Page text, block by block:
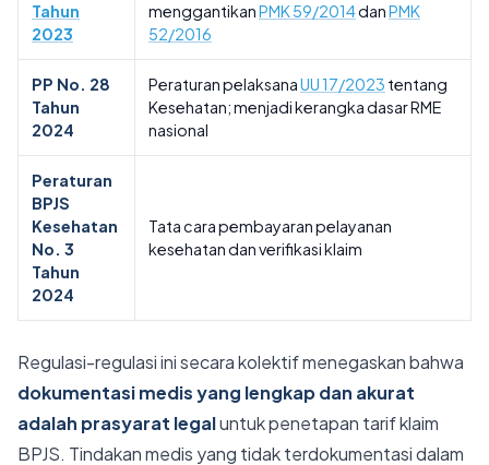
Tahun
2023
menggantikanPMK 59/2014danPMK
52/2016
PP No. 28
Tahun
2024
Peraturan pelaksanaUU 17/2023 tentang
Kesehatan; menjadi kerangka dasar RME
nasional
Peraturan
BPJS
Kesehatan
No. 3
Tahun
2024
Tata cara pembayaran pelayanan
kesehatan dan verifikasi klaim
Regulasi-regulasi ini secara kolektif menegaskan bahwa
dokumentasi medis yang lengkap dan akurat
adalah prasyarat legaluntuk penetapan tarif klaim
BPJS. Tindakan medis yang tidak terdokumentasi dalam